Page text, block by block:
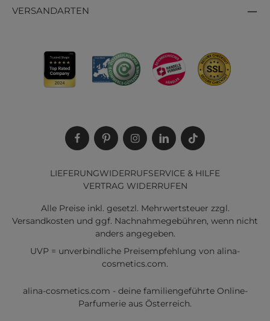
VERSANDARTEN
LIEFERUNGWIDERRUFSERVICE & HILFE
VERTRAG WIDERRUFEN
Alle Preise inkl. gesetzl. Mehrwertsteuer zzgl.
Versandkosten und ggf. Nachnahmegebühren, wenn nicht
anders angegeben.
UVP = unverbindliche Preisempfehlung von alina-
cosmetics.com.
alina-cosmetics.com - deine familiengeführte Online-
Parfumerie aus Österreich.